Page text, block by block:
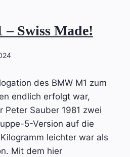
Swiss Made!
des BMW M1 zum
endlich erfolgt war,
Peter Sauber 1981 zwei
5-Version auf die
leichter war als
Mit dem hier